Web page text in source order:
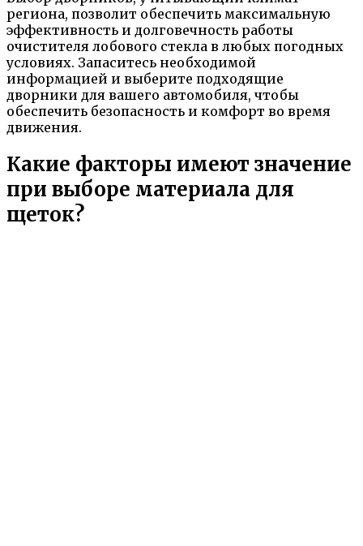
региона, позволит обеспечить максимальную
эффективность и долговечность работы
очистителя лобового стекла в любых погодных
условиях. Запаситесь необходимой
информацией и выберите подходящие
дворники для вашего автомобиля, чтобы
обеспечить безопасность и комфорт во время
движения.
Какие факторы имеют значение
при выборе материала для
щеток?